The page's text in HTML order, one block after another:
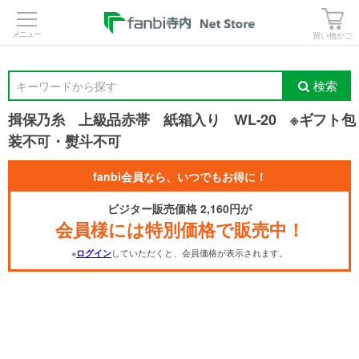
買い物かご
キーワードから探す 検索
揖保乃糸 上級品赤帯 紙箱入り WL-20 ※ギフト包
装不可・熨斗不可
fanbi会員なら、いつでもお得に！
ビジター販売価格 2,160円が
会員様には特別価格で販売中！
※ログインしていただくと、会員価格が表示されます。